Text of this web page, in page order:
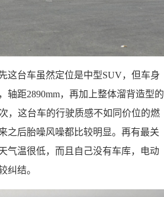
这台车虽然定位是中型SUV，但车身
轴距2890mm，再加上整体溜背造型的
，这台车的行驶质感不如同价位的燃
之后胎噪风噪都比较明显。再有最关
气温很低，而且自己没有车库，电动
纠结。